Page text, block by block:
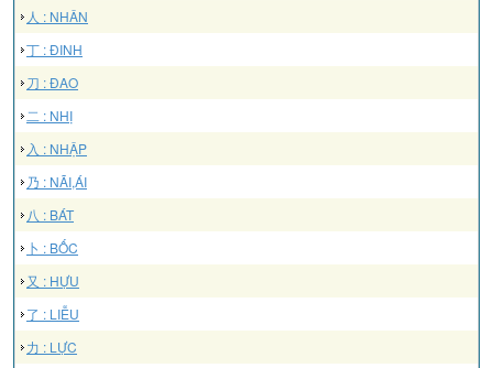
人 : NHÂN
丁 : ĐINH
刀 : ĐAO
二 : NHỊ
入 : NHẬP
乃 : NÃI,ÁI
八 : BÁT
卜 : BỐC
又 : HỰU
了 : LIỄU
力 : LỰC